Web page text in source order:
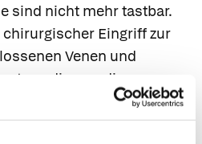
sind nicht mehr tastbar.
Eingriff zur
Venen und
um die